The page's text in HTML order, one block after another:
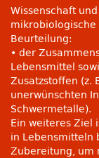
Wissenschaft
mikrobiologische
Beurteilung:
• der
Lebensmittel
Zusatzstoffen (z.
unerwünschten
Schwermetalle).
Ein weiteres Ziel
in Lebensmitteln
Zubereitung, um